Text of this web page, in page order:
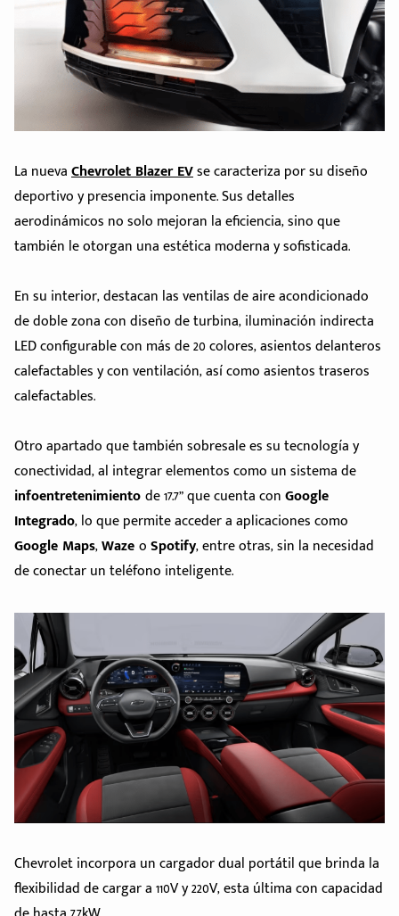
Escríbenos
+528121278366
Código
Postal
Ingresar
La nuevaChevrolet Blazer EVse caracteriza por su diseño
deportivo y presencia imponente. Sus detalles
aerodinámicos no solo mejoran la eficiencia, sino que
también le otorgan una estética moderna y sofisticada.
En su interior, destacan las ventilas de aire acondicionado
de doble zona con diseño de turbina, iluminación indirecta
LED configurable con más de 20 colores, asientos delanteros
calefactables y con ventilación, así como asientos traseros
calefactables.
Otro apartado que también sobresale es su tecnología y
conectividad, al integrar elementos como un sistema de
infoentretenimientode 17.7” que cuenta conGoogle
Integrado, lo que permite acceder a aplicaciones como
Google Maps,WazeoSpotify, entre otras, sin la necesidad
de conectar un teléfono inteligente.
Chevrolet incorpora un cargador dual portátil que brinda la
flexibilidad de cargar a 110V y 220V, esta última con capacidad